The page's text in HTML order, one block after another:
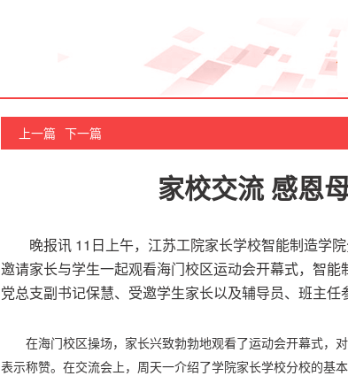
上一篇 下一篇
家校交流 感恩
晚报讯 11日上午，江苏工院家长学校智能制造学院
邀请家长与学生一起观看海门校区运动会开幕式，智能
党总支副书记保慧、受邀学生家长以及辅导员、班主任
在海门校区操场，家长兴致勃勃地观看了运动会开幕式，
表示称赞。在交流会上，周天一介绍了学院家长学校分校的基